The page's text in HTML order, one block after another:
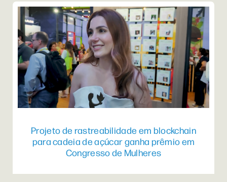
Projeto de rastreabilidade em blockchain
para cadeia de açúcar ganha prêmio em
Congresso de Mulheres